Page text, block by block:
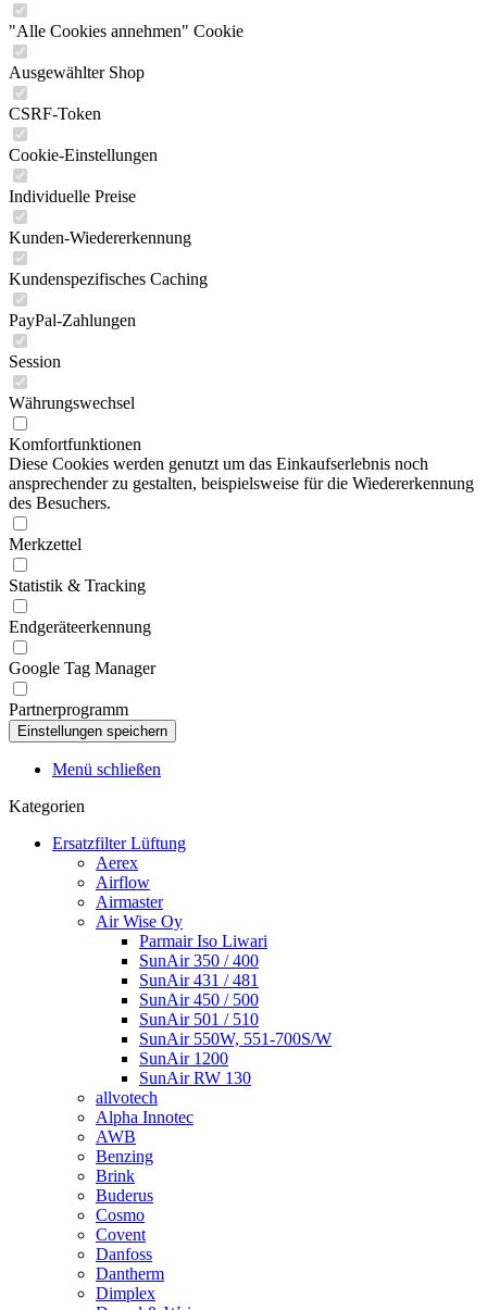
"Alle Cookies annehmen" Cookie
Ausgewählter Shop
CSRF-Token
Cookie-Einstellungen
Individuelle Preise
Kunden-Wiedererkennung
Kundenspezifisches Caching
PayPal-Zahlungen
Session
Währungswechsel
Komfortfunktionen
Diese Cookies werden genutzt um das Einkaufserlebnis noch
ansprechender zu gestalten, beispielsweise für die Wiedererkennung
des Besuchers.
Merkzettel
Statistik & Tracking
Endgeräteerkennung
Google Tag Manager
Partnerprogramm
Menü schließen
Kategorien
Ersatzfilter Lüftung
Aerex
Airflow
Airmaster
Air Wise Oy
Parmair Iso Liwari
SunAir 350 / 400
SunAir 431 / 481
SunAir 450 / 500
SunAir 501 / 510
SunAir 550W, 551-700S/W
SunAir 1200
SunAir RW 130
allvotech
Alpha Innotec
AWB
Benzing
Brink
Buderus
Cosmo
Covent
Danfoss
Dantherm
Dimplex